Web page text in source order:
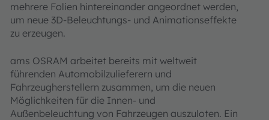
mehrere Folien hintereinander angeordnet werden,
um neue 3D-Beleuchtungs- und Animationseffekte
zu erzeugen.
ams OSRAM arbeitet bereits mit weltweit
führenden Automobilzulieferern und
Fahrzeugherstellern zusammen, um die neuen
Möglichkeiten für die Innen- und
Außenbeleuchtung von Fahrzeugen auszuloten. Ein